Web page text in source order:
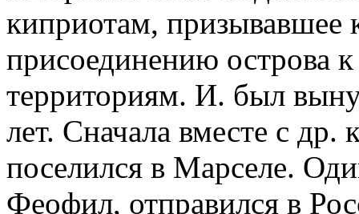
киприотам, призывавшее
присоединению острова
территориям. И. был
лет. Сначала вместе с
поселился в Марселе.
Феофил, отправился в